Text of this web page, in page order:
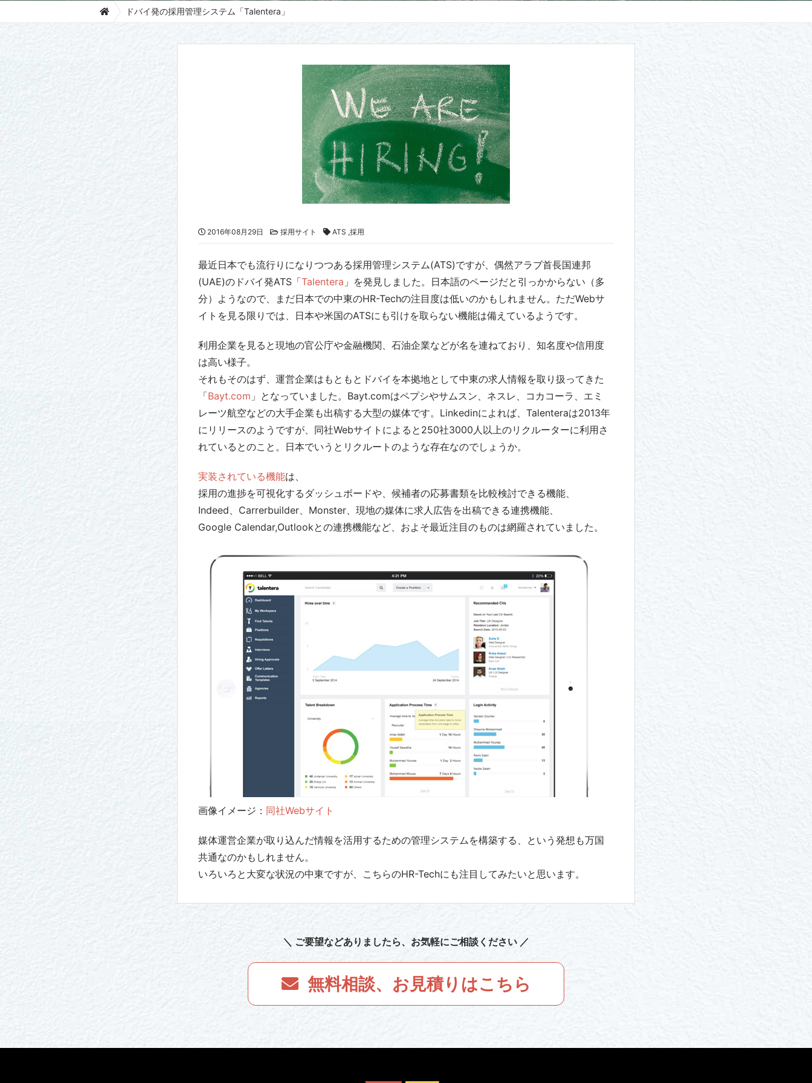
ドバイ発の採用管理システム「Talentera」
2016年08月29日 採用サイト ATS ,採用
最近日本でも流行りになりつつある採用管理システム(ATS)ですが、偶然アラブ首長国連邦
(UAE)のドバイ発ATS「Talentera 」を発見しました。日本語のページだと引っかからない（多
分）ようなので、まだ日本での中東のHR-Techの注目度は低いのかもしれません。ただWebサ
イトを見る限りでは、日本や米国のATSにも引けを取らない機能は備えているようです。
利用企業を見ると現地の官公庁や金融機関、石油企業などが名を連ねており、知名度や信用度
は高い様子。
それもそのはず、運営企業はもともとドバイを本拠地として中東の求人情報を取り扱ってきた
「Bayt.com 」となっていました。Bayt.comはペプシやサムスン、ネスレ、コカコーラ、エミ
レーツ航空などの大手企業も出稿する大型の媒体です。Linkedinによれば、Talenteraは2013年
にリリースのようですが、同社Webサイトによると250社3000人以上のリクルーターに利用さ
れているとのこと。日本でいうとリクルートのような存在なのでしょうか。
実装されている機能は、
採用の進捗を可視化するダッシュボードや、候補者の応募書類を比較検討できる機能、
Indeed、Carrerbuilder、Monster、現地の媒体に求人広告を出稿できる連携機能、
Google Calendar,Outlookとの連携機能など、およそ最近注目のものは網羅されていました。
画像イメージ： 同社Webサイト
媒体運営企業が取り込んだ情報を活用するための管理システムを構築する、という発想も万国
共通なのかもしれません。
いろいろと大変な状況の中東ですが、こちらのHR-Techにも注目してみたいと思います。
＼ ご要望などありましたら、お気軽にご相談ください ／
無料相談、お見積り はこちら